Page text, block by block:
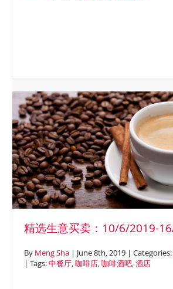
精选生意买卖：10/6/2019-
By Meng Sha | June 8th, 2019 | Categories:
| Tags:中餐厅,咖啡店,咖啡酒吧,酒店